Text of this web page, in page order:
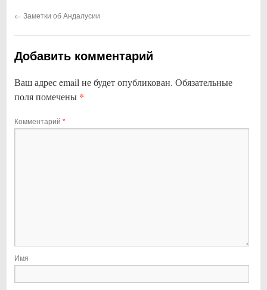
← Заметки об Андалусии
Добавить комментарий
Ваш адрес email не будет опубликован. Обязательные
поля помечены *
Комментарий *
Имя